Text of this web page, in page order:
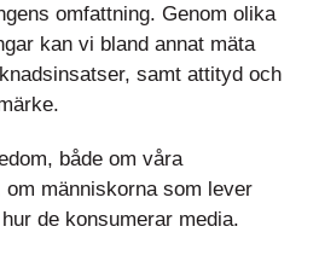
omfattning. Genom olika
kan vi bland annat mäta
samt attityd och
både om våra
om människorna som lever
de konsumerar media.